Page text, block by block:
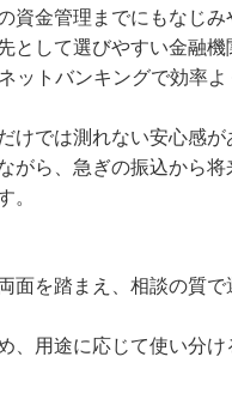
資金管理までにもなじ
として選びやすい金融
ットバンキングで効率
では測れない安心感が
がら、急ぎの振込から
。
面を踏まえ、相談の質
用途に応じて使い分け